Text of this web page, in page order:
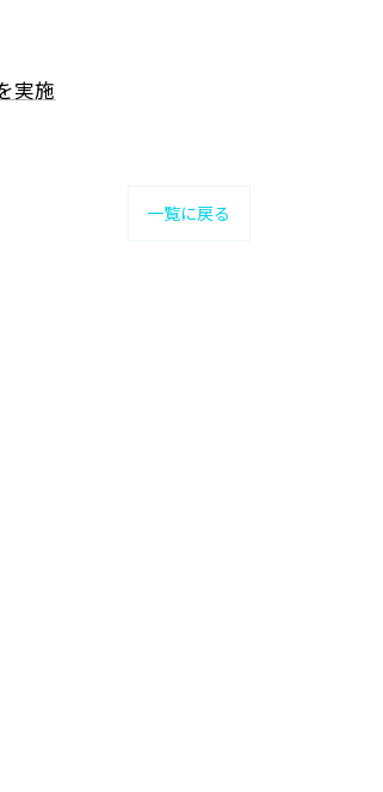
実施
一覧に戻る